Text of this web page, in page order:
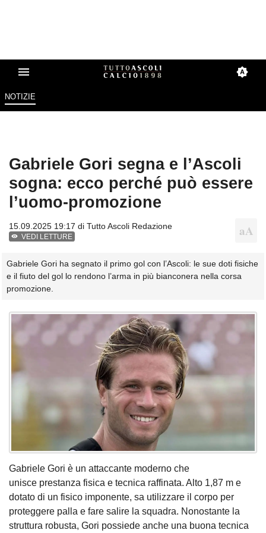
NOTIZIE
Gabriele Gori segna e l’Ascoli
sogna: ecco perché può essere
l’uomo-promozione
15.09.2025 19:17 di Tutto Ascoli Redazione
VEDI LETTURE
Gabriele Gori ha segnato il primo gol con l’Ascoli: le sue doti fisiche
e il fiuto del gol lo rendono l’arma in più bianconera nella corsa
promozione.
Gabriele Gori è un attaccante moderno che
unisce prestanza fisica e tecnica raffinata. Alto 1,87 m e
dotato di un fisico imponente, sa utilizzare il corpo per
proteggere palla e fare salire la squadra. Nonostante la
struttura robusta, Gori possiede anche una buona tecnica